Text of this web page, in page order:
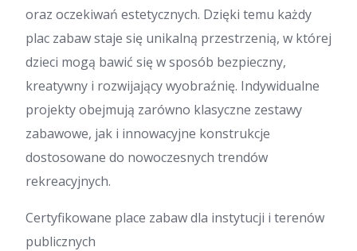
oraz oczekiwań estetycznych. Dzięki temu każdy
plac zabaw staje się unikalną przestrzenią, w której
dzieci mogą bawić się w sposób bezpieczny,
kreatywny i rozwijający wyobraźnię. Indywidualne
projekty obejmują zarówno klasyczne zestawy
zabawowe, jak i innowacyjne konstrukcje
dostosowane do nowoczesnych trendów
rekreacyjnych.
Certyfikowane place zabaw dla instytucji i terenów
publicznych